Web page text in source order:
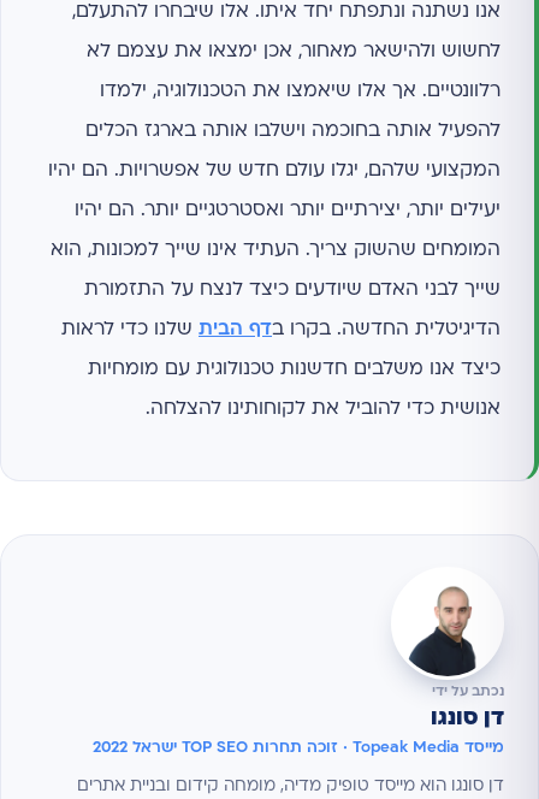
אנו נשתנה ונתפתח יחד איתו. אלו שיבחרו להתעלם,
לחשוש ולהישאר מאחור, אכן ימצאו את עצמם לא
רלוונטיים. אך אלו שיאמצו את הטכנולוגיה, ילמדו
להפעיל אותה בחוכמה וישלבו אותה בארגז הכלים
המקצועי שלהם, יגלו עולם חדש של אפשרויות. הם יהיו
יעילים יותר, יצירתיים יותר ואסטרטגיים יותר. הם יהיו
המומחים שהשוק צריך. העתיד אינו שייך למכונות, הוא
שייך לבני האדם שיודעים כיצד לנצח על התזמורת
הדיגיטלית החדשה. בקרו בדף הבית שלנו כדי לראות
כיצד אנו משלבים חדשנות טכנולוגית עם מומחיות
אנושית כדי להוביל את לקוחותינו להצלחה.
נכתב על ידי
דן סונגו
מייסד Topeak Media · זוכה תחרות TOP SEO ישראל 2022
דן סונגו הוא מייסד טופיק מדיה, מומחה קידום ובניית אתרים